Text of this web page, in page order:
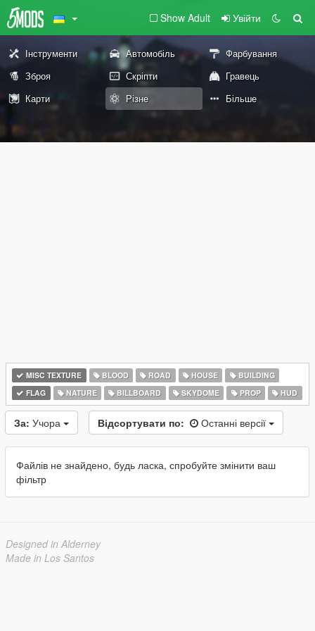
Show Adult Увійти
Інструменти Автомобіль
Фарбування
Зброя
Скріпти
Гравець
Карти
Різне Більше
MISC TEXTURE BLOOD ROAD HOUSE
BUILDING
FLAG
NATURE BILLBOARD SKYDOME PROP HUD
За: Учора Відсортувати по: Останні версії
Файлів не знайдено, будь ласка, спробуйте змінити ваш
фільтр
Designed in Alderney
Made in Los Santos